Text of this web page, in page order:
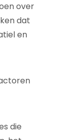
over
dat
en
die